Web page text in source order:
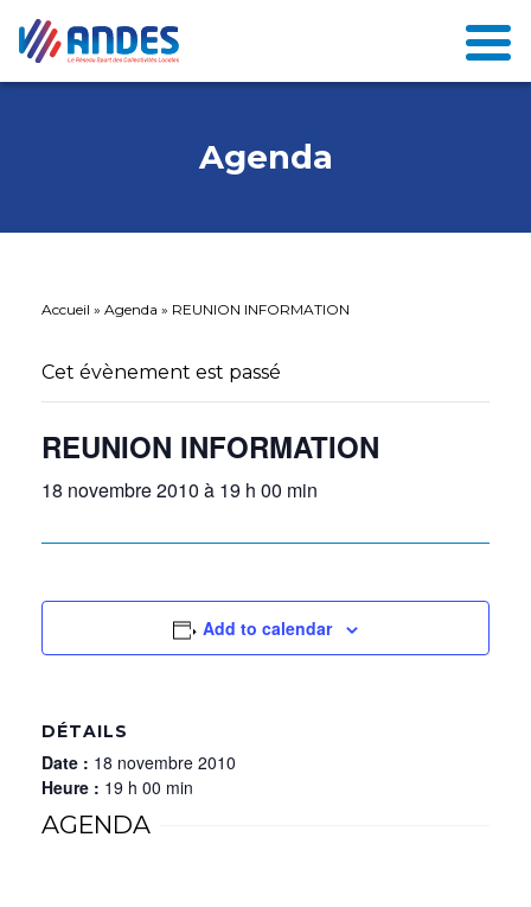
Agenda
Accueil » Agenda » REUNION INFORMATION
Cet évènement est passé
REUNION INFORMATION
18 novembre 2010 à 19 h 00 min
Add to calendar
DÉTAILS
Date : 18 novembre 2010
Heure : 19 h 00 min
AGENDA